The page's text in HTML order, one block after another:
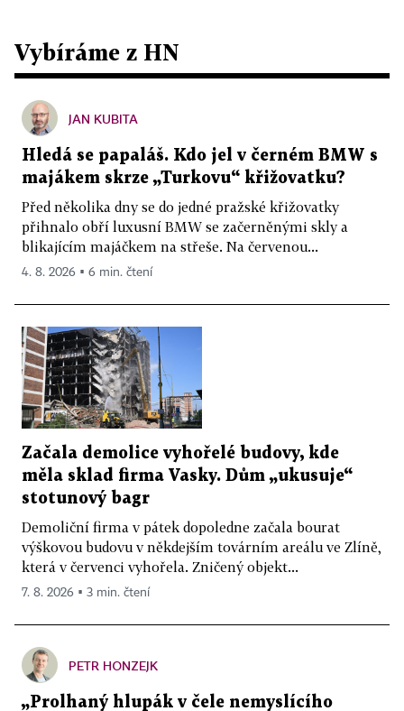
Vybíráme z HN
JAN KUBITA
Hledá se papaláš. Kdo jel v černém BMW s
majákem skrze „Turkovu“ křižovatku?
Před několika dny se do jedné pražské křižovatky
přihnalo obří luxusní BMW se začerněnými skly a
blikajícím majáčkem na střeše. Na červenou...
4. 8. 2026 ▪ 6 min. čtení
Začala demolice vyhořelé budovy, kde
měla sklad firma Vasky. Dům „ukusuje“
stotunový bagr
Demoliční firma v pátek dopoledne začala bourat
výškovou budovu v někdejším továrním areálu ve Zlíně,
která v červenci vyhořela. Zničený objekt...
7. 8. 2026 ▪ 3 min. čtení
PETR HONZEJK
„Prolhaný hlupák v čele nemyslícího